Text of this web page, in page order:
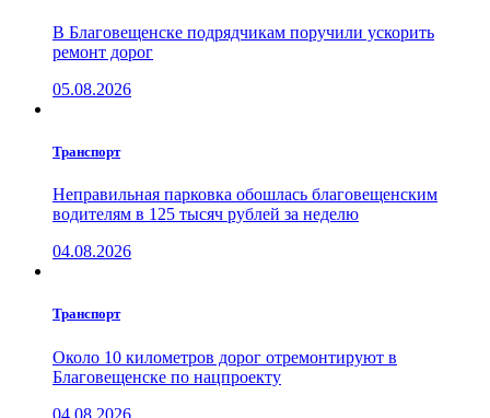
В Благовещенске подрядчикам поручили ускорить
ремонт дорог
05.08.2026
Транспорт
Неправильная парковка обошлась благовещенским
водителям в 125 тысяч рублей за неделю
04.08.2026
Транспорт
Около 10 километров дорог отремонтируют в
Благовещенске по нацпроекту
04.08.2026